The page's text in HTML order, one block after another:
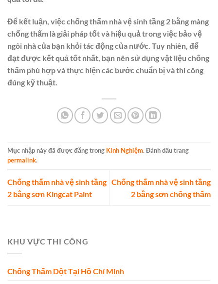
Để kết luận, việc chống thấm nhà vệ sinh tầng 2 bằng màng
chống thấm là giải pháp tốt và hiệu quả trong việc bảo vệ
ngôi nhà của bạn khỏi tác động của nước. Tuy nhiên, để
đạt được kết quả tốt nhất, bạn nên sử dụng vật liệu chống
thấm phù hợp và thực hiện các bước chuẩn bị và thi công
đúng kỹ thuật.
Mục nhập này đã được đăng trong Kinh Nghiệm. Đánh dấu trang
permalink.
Chống thấm nhà vệ sinh tầng
2 bằng sơn Kingcat Paint
Chống thấm nhà vệ sinh tầng
2 bằng sơn chống thấm
KHU VỰC THI CÔNG
Chống Thấm Dột Tại Hồ Chí Minh